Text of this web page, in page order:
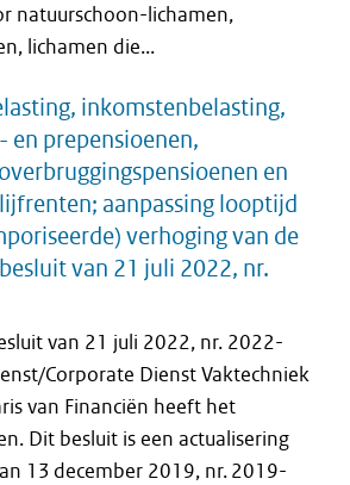
natuurschoon-lichamen,
lichamen die...
inkomstenbelasting,
en prepensioenen,
en
aanpassing looptijd
verhoging van de
van 21 juli 2022, nr.
van 21 juli 2022, nr. 2022-
Corporate Dienst Vaktechniek
van Financiën heeft het
Dit besluit is een actualisering
13 december 2019, nr. 2019-